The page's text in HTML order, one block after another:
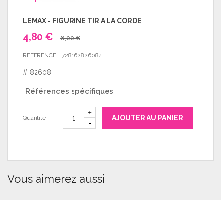
LEMAX - FIGURINE TIR A LA CORDE
4,80 € 6,00 €
REFERENCE: 728162826084
# 82608
Références spécifiques
Quantité AJOUTER AU PANIER
Vous aimerez aussi